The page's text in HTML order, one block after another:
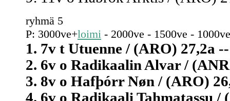
ryhmä 5
P: 3000ve+loimi - 2000ve - 1500ve -
1. 7v t Utuenne / (ARO) 27,2a
2. 6v o Radikaalin Alvar /
3. 8v o Hafþórr Nøn / (ARO)
4. 6v o Radikaali Tahmatassu /